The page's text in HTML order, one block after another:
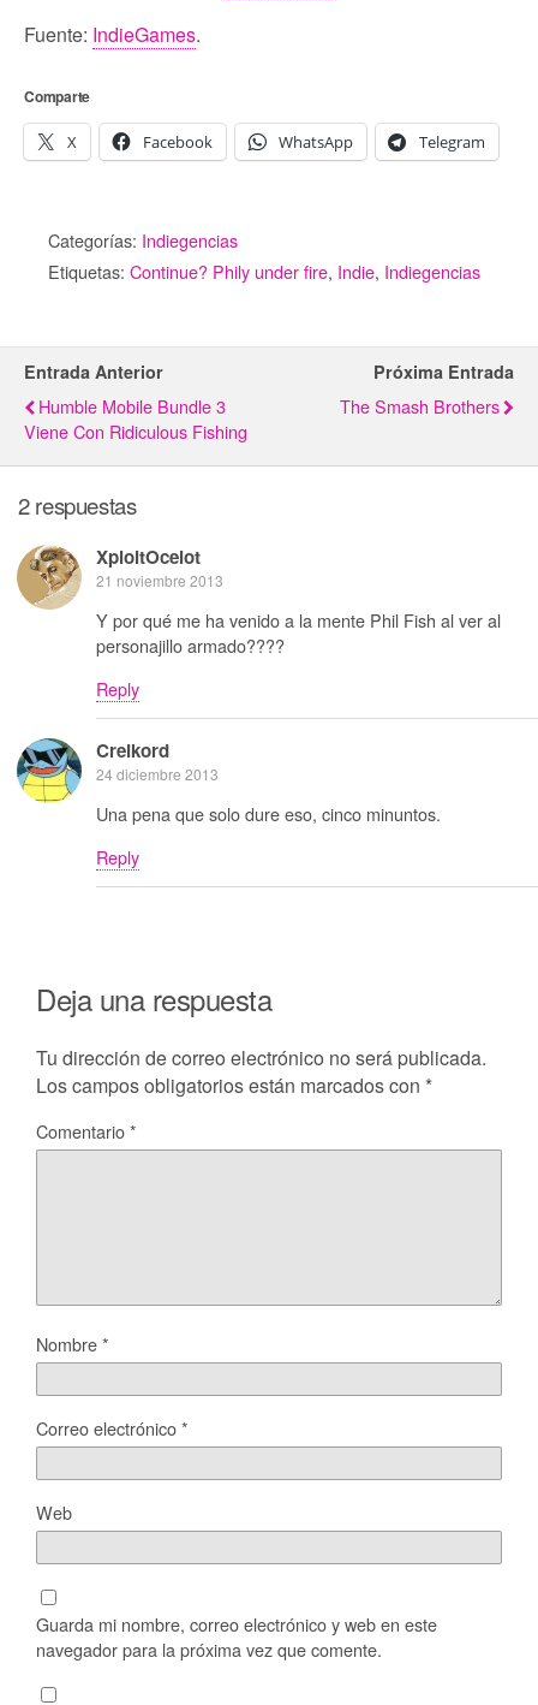
Fuente: IndieGames.
Comparte
X Facebook WhatsApp Telegram
Categorías: Indiegencias
Etiquetas: Continue? Phily under fire, Indie, Indiegencias
Entrada Anterior
Humble Mobile Bundle 3
Viene Con Ridiculous Fishing
Próxima Entrada
The Smash Brothers
2 respuestas
XploitOcelot
21 noviembre 2013
Y por qué me ha venido a la mente Phil Fish al ver al
personajillo armado????
Reply
Creikord
24 diciembre 2013
Una pena que solo dure eso, cinco minuntos.
Reply
Deja una respuesta
Tu dirección de correo electrónico no será publicada.
Los campos obligatorios están marcados con *
Comentario*
Nombre*
Correo electrónico*
Web
Guarda mi nombre, correo electrónico y web en este
navegador para la próxima vez que comente.